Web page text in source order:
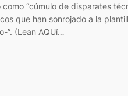
como “cúmulo de disparates
que han sonrojado a la
”. (Lean AQUí…